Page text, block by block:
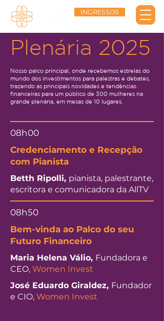
INGRESSOS
Plenária 2025
Nosso palco principal, onde recebemos estrelas do
mundo dos investimentos para palestras e debates,
trazendo as principais novidades e tendências
financeiras para um público de 300 mulheres na
grande plenária, em mesas de 10 lugares.
08h00
Credenciamento e Recepção
com Pianista
Betth Ripolli, pianista, palestrante,
escritora e comunicadora da AllTV
08h50
Bem-vinda ao Palco do seu
Futuro Financeiro
Maria Helena Válio, Fundadora e
CEO, Women Invest
José Eduardo Giraldez, Fundador
e CIO, Women Invest